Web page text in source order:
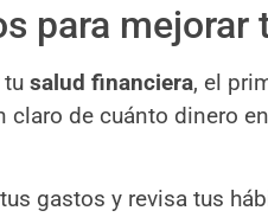
para
tu salud financiera, el
claro de cuánto dinero
gastos y revisa tus